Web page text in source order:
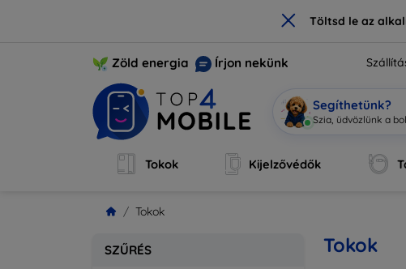
× Töltsd le az
Zöld energia Írjon nekünk
Segíthetünk?
Szia, üdv|
Tokok Kijelzővédők
Tokok
SZŰRÉS Tokok